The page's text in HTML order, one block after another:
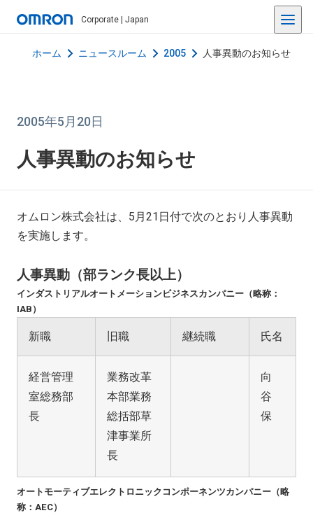
Corporate | Japan
ホーム ニュースルーム 2005 人事異動のお知らせ
2005年5月20日
人事異動のお知らせ
オムロン株式会社は、5月21日付で次のとおり人事異動
を実施します。
人事異動（部ランク長以上）
インダストリアルオートメーションビジネスカンパニー（略称：
IAB）
新職 旧職 継続職 氏名
経営管理
室総務部
長
業務改革
本部業務
総括部草
津事業所
長
向
谷
保
オートモーティブエレクトロニックコンポーネンツカンパニー（略
称：AEC）